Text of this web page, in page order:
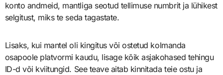
konto andmeid, mantliga seotud tellimuse numbrit ja lühikest
selgitust, miks te seda tagastate.
Lisaks, kui mantel oli kingitus või ostetud kolmanda
osapoole platvormi kaudu, lisage kõik asjakohased tehingu
ID-d või kviitungid. See teave aitab kinnitada teie ostu ja